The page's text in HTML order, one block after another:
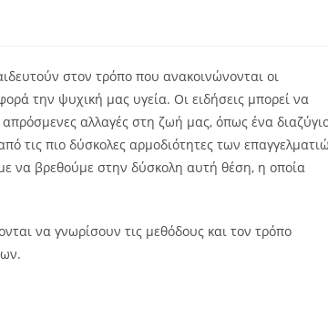
στον τρόπο που ανακοινώνονται οι
την ψυχική μας υγεία. Οι ειδήσεις μπορεί να
αλλαγές στη ζωή μας, όπως ένα
τις πιο δύσκολες αρμοδιότητες των
να βρεθούμε στην δύσκολη αυτή θέση, η οποία
να γνωρίσουν τις μεθόδους και τον τρόπο